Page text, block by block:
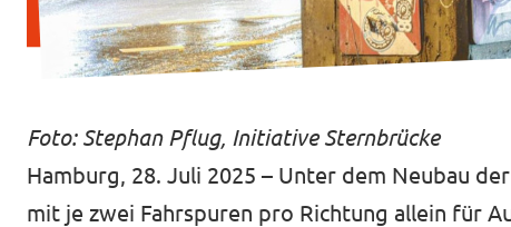
Foto: Stephan Pflug, Initiative Sternbrücke
Hamburg, 28. Juli 2025 – Unter dem Neubau
mit je zwei Fahrspuren pro Richtung allein für